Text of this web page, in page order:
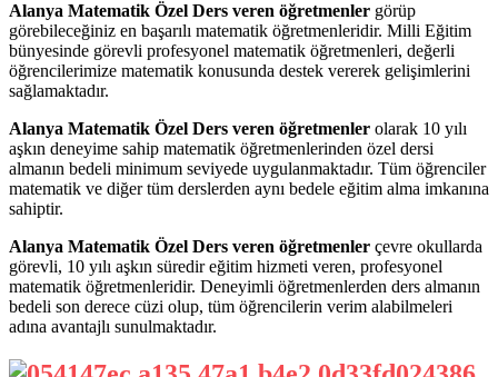
Alanya Matematik Özel Ders veren öğretmenler görüp
görebileceğiniz en başarılı matematik öğretmenleridir. Milli Eğitim
bünyesinde görevli profesyonel matematik öğretmenleri, değerli
öğrencilerimize matematik konusunda destek vererek gelişimlerini
sağlamaktadır.
Alanya Matematik Özel Ders veren öğretmenler olarak 10 yılı
aşkın deneyime sahip matematik öğretmenlerinden özel dersi
almanın bedeli minimum seviyede uygulanmaktadır. Tüm öğrenciler
matematik ve diğer tüm derslerden aynı bedele eğitim alma imkanına
sahiptir.
Alanya Matematik Özel Ders veren öğretmenler çevre okullarda
görevli, 10 yılı aşkın süredir eğitim hizmeti veren, profesyonel
matematik öğretmenleridir. Deneyimli öğretmenlerden ders almanın
bedeli son derece cüzi olup, tüm öğrencilerin verim alabilmeleri
adına avantajlı sunulmaktadır.